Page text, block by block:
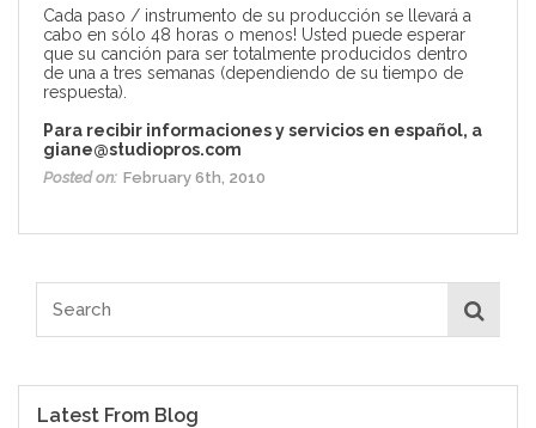
Cada paso / instrumento de su producción se llevará a
cabo en sólo 48 horas o menos! Usted puede esperar
que su canción para ser totalmente producidos dentro
de una a tres semanas (dependiendo de su tiempo de
respuesta).
Para recibir informaciones y servicios en español, a
giane@studiopros.com
Posted on: February 6th, 2010
Latest From Blog